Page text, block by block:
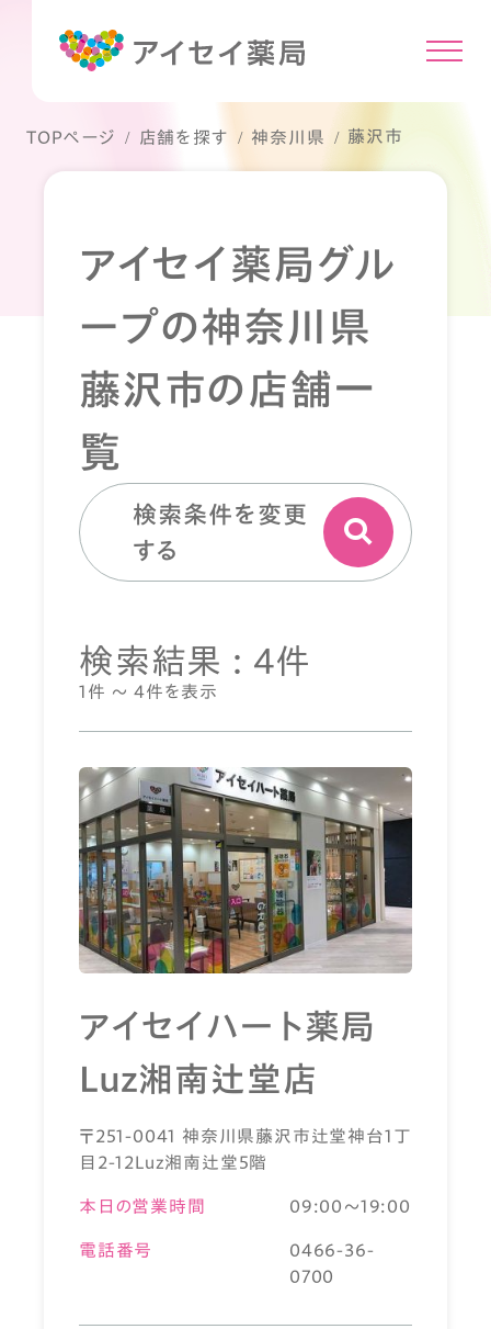
TOPページ 店舗を探す 神奈川県 藤沢市
アイセイ薬局グル
ープの神奈川県
藤沢市の店舗一
覧
検索条件を変更
する
検索結果 : 4件
1件 ～ 4件を表示
アイセイハート薬局
Ｌｕｚ湘南辻堂店
〒251-0041 神奈川県藤沢市辻堂神台1丁
目2-12Luz湘南辻堂5階
本日の営業時間 09:00～19:00
電話番号
0466-36-
0700